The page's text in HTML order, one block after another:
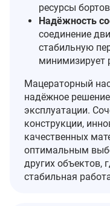
ресурсы
Надёжность
соединение
стабильную
минимизирует
Мацераторный
надёжное
эксплуатации.
конструкции,
качественных
оптимальным
других объектов,
стабильная